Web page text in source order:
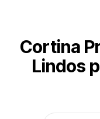
Cortina
Lindos